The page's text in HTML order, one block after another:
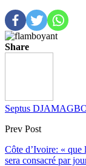
Share
Septus
Prev Post
Côte d’Ivoire: « que
sera consacré par